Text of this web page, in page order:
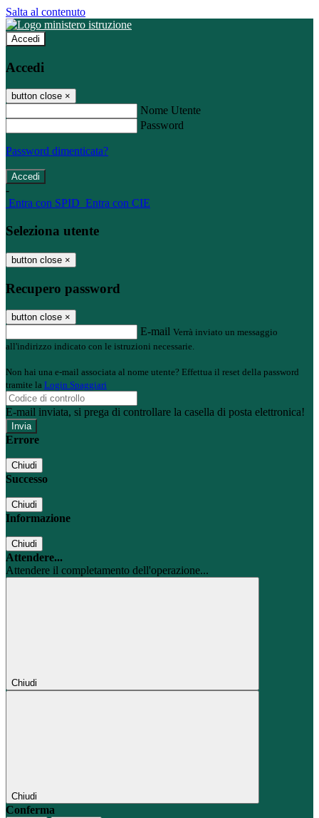
Salta al contenuto
Accedi
Accedi
button close ×
Nome Utente
Password
Password dimenticata?
-
Entra con SPID Entra con CIE
Seleziona utente
button close ×
Recupero password
button close ×
E-mail Verrà inviato un messaggio
all'indirizzo indicato con le istruzioni necessarie.
Non hai una e-mail associata al nome utente? Effettua il reset della password
tramite la Login Spaggiari
E-mail inviata, si prega di controllare la casella di posta elettronica!
Errore
Chiudi
Successo
Chiudi
Informazione
Chiudi
Attendere...
Attendere il completamento dell'operazione...
Chiudi
Chiudi
Conferma